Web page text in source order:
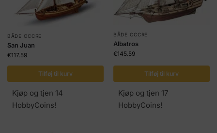
BÅDE OCCRE
San Juan
€117.59
Tilføj til kurv
Kjøp og tjen 14
HobbyCoins!
BÅDE OCCRE
Albatros
€145.59
Tilføj til kurv
Kjøp og tjen 17
HobbyCoins!